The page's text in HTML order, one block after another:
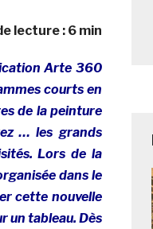
lecture : 6 min
Arte 360
courts en
de la peinture
… les grands
Lors de la
dans le
cette nouvelle
un tableau. Dès